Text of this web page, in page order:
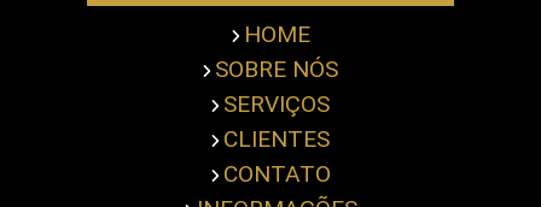
Servicos Gerais Portaria
Serviços Terceirizado Portaria
Empresa de Segurança Pessoal
Terceirização de Atendimento
Terceirização de Limpeza Predial
HOME
SOBRE NÓS
SERVIÇOS
CLIENTES
CONTATO